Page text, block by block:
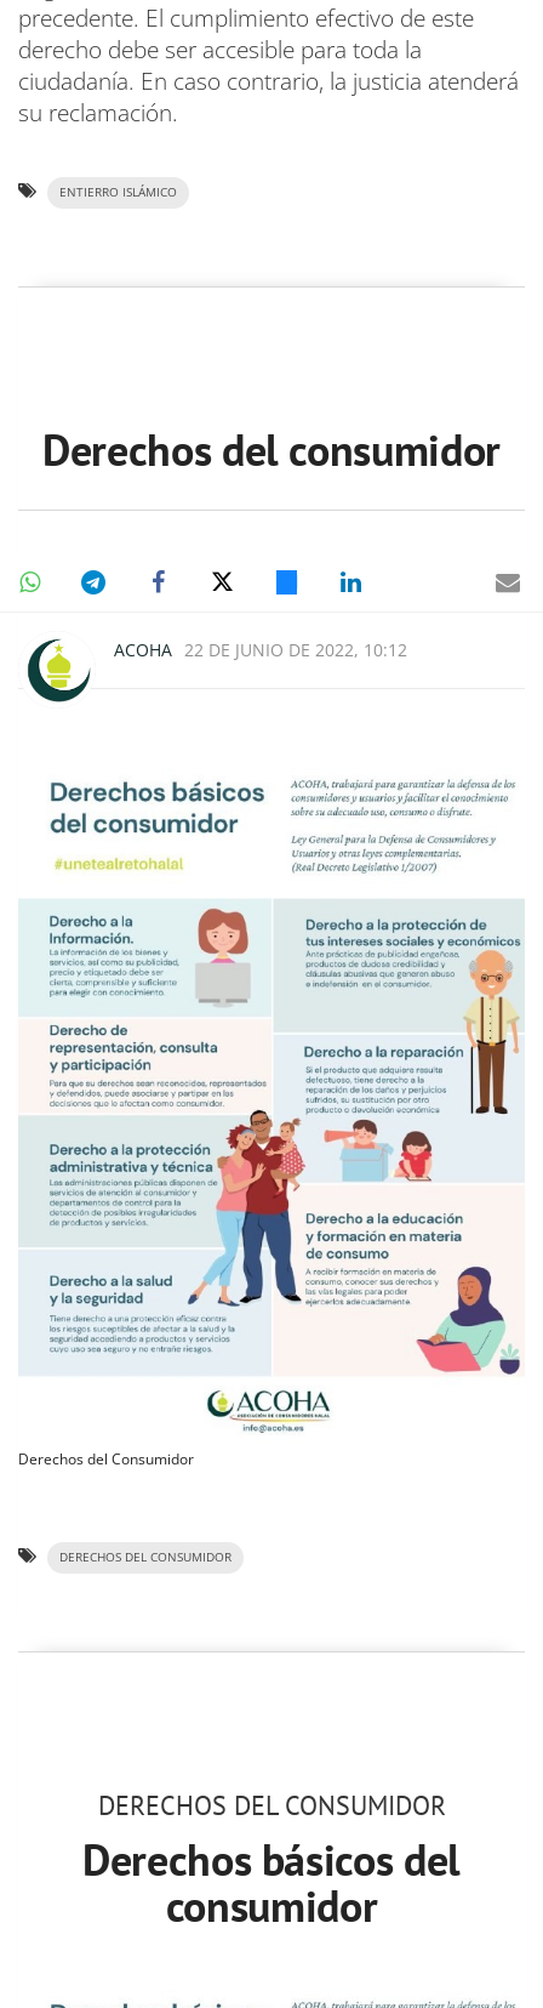
precedente. El cumplimiento efectivo de este
derecho debe ser accesible para toda la
ciudadanía. En caso contrario, la justicia atenderá
su reclamación.
ENTIERRO ISLÁMICO
Derechos del consumidor
ACOHA 22 DE JUNIO DE 2022, 10:12
Derechos del Consumidor
DERECHOS DEL CONSUMIDOR
DERECHOS DEL CONSUMIDOR
Derechos básicos del
consumidor